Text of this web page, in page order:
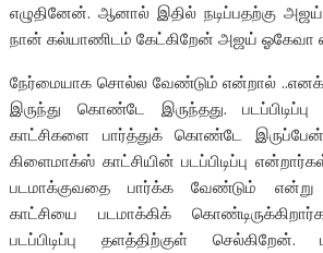
எழுதினேன். ஆனால் இதில் நடிப்பதற்கு அஜய்
நான் கல்யாணிடம் கேட்கிறேன் அஜய் ஓகேவா
நேர்மையாக சொல்ல வேண்டும் என்றால்
இருந்து கொண்டே இருந்தது.
காட்சிகளை பார்த்துக் கொண்டே
கிளைமாக்ஸ் காட்சியின் படப்பிடிப்பு
படமாக்குவதை பார்க்க வேண்டும் என்று
காட்சியை படமாக்கிக்
படப்பிடிப்பு தளத்திற்குள்